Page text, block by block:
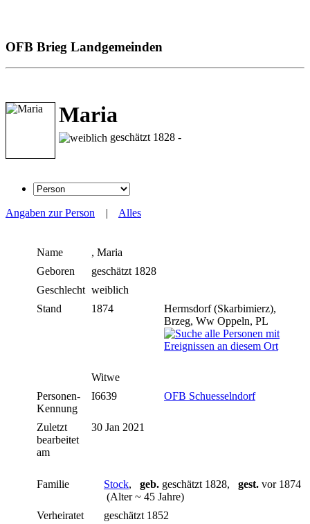
OFB Brieg Landgemeinden
Maria
geschätzt 1828 -
Angaben zur Person | Alles
Name , Maria
Geboren
geschätzt 1828
Geschlecht weiblich
Stand
1874
Hermsdorf (Skarbimierz),
Brzeg, Ww Oppeln, PL
Witwe
Personen-
Kennung
I6639 OFB Schuesselndorf
Zuletzt
bearbeitet
am
30 Jan 2021
Familie Stock, geb. geschätzt 1828, gest. vor 1874
(Alter ~ 45 Jahre)
Verheiratet
geschätzt 1852